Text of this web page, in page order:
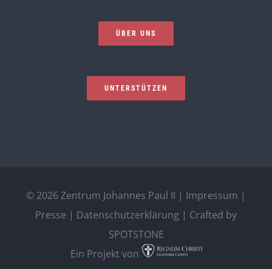
ÜBER UNS
UNTERSTÜTZEN
© 2026 Zentrum Johannes Paul II | Impressum |
Presse | Datenschutzerklärung | Crafted by
SPOTSTONE
Ein Projekt von